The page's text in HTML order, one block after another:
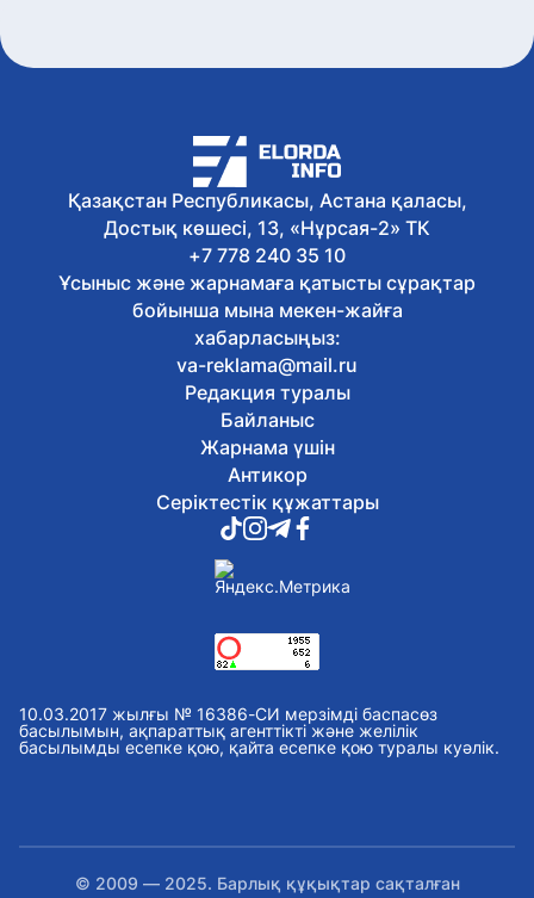
Қазақстан Республикасы, Астана қаласы,
Достық көшесі, 13, «Нұрсая-2» ТК
+7 778 240 35 10
Ұсыныс және жарнамаға қатысты сұрақтар
бойынша мына мекен-жайға
хабарласыңыз:
va-reklama@mail.ru
Редакция туралы
Байланыс
Жарнама үшін
Антикор
Серіктестік құжаттары
10.03.2017 жылғы № 16386-СИ мерзімді баспасөз
басылымын, ақпараттық агенттікті және желілік
басылымды есепке қою, қайта есепке қою туралы куәлік.
© 2009 — 2025. Барлық құқықтар сақталған